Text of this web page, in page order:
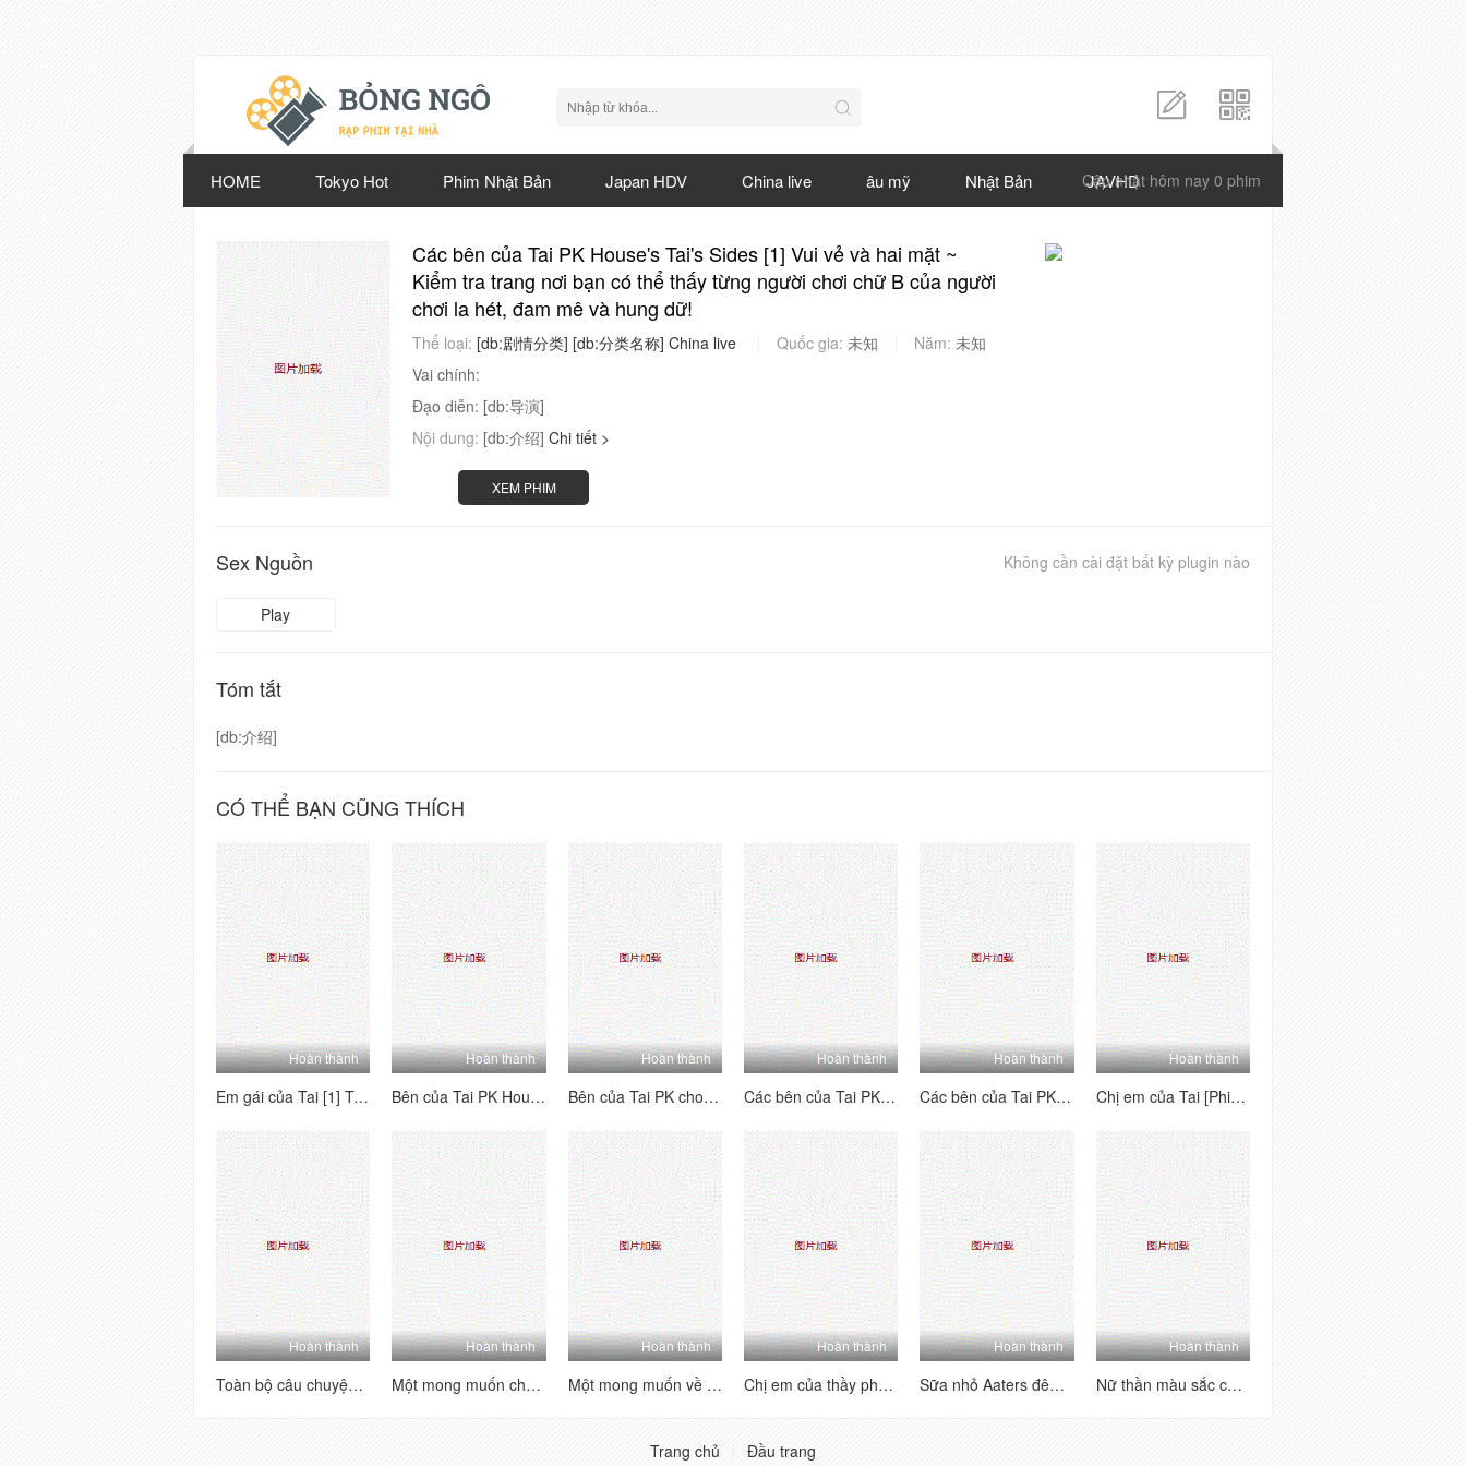
Cập nhật hôm nay 0 phim
HOME Tokyo Hot Phim Nhật Bản Japan HDV China live âu mỹ Nhật Bản JAVHD
Các bên của Tai PK House's Tai's Sides [1] Vui vẻ và hai mặt ~
Kiểm tra trang nơi bạn có thể thấy từng người chơi chữ B của người
chơi la hét, đam mê và hung dữ!
Thể loại: [db:剧情分类] [db:分类名称] China live Quốc gia: 未知 Năm: 未知
Vai chính:
Đạo diễn: [db:导演]
Nội dung: [db:介绍] Chi tiết >
XEM PHIM
Không cần cài đặt bất kỳ plugin nào
Sex Nguồn
Play
Tóm tắt
[db:介绍]
CÓ THỂ BẠN CŨNG THÍCH
Hoàn thành
Em gái của Tai [1] Tôi nghĩ về người mẫu này - Tôi mong chờ nó, đó là một món đồ hoàn hảo, quan hệ tình dục qua đường hậu môn, đánh hơi và phát ra các từ!
Hoàn thành
Bên của Tai PK House's Tai's Sides [4] Vui vẻ và hai mặt ~ Kiểm tra trang nơi bạn có thể thấy mỗi người chơi B của người chơi b ~ Lolita hét lên, đam mê và hung dữ!
Hoàn thành
Bên của Tai PK cho các bên của Tai [3] hai bên - hãy xem trang với hướng dẫn của mỗi cô gái - Lolita hét lên, đam mê và hung dữ!
Hoàn thành
Các bên của Tai PK House's Tai's Sides [2] Vui vẻ và hai mặt ~ Kiểm tra trang web để xem mỗi người chơi B-Showers của B-Players ~ Lolita hét lên, đam mê và hung dữ!
Hoàn thành
Các bên của Tai PK House's Tai's Sides [1] Vui vẻ và hai mặt ~ Kiểm tra trang nơi bạn có thể thấy từng người chơi chữ B của người chơi la hét, đam mê và hung dữ!
Hoàn thành
Chị em của Tai [Phiên bản quyến rũ nhảy khỏa thân] Một tình yêu dâm dục siêu nhiều người, một cái nhìn siêu đa dạng với mức độ khó khăn cao
Hoàn thành
Toàn bộ câu chuyện về sự hồi hộp hài hước của một người bạn 3p [1] ấm lòng, thở dài, đĩ và đĩ
Hoàn thành
Một mong muốn cho mong muốn [Phần 2] phụ nữ trưởng thành không phải là một con người nói chung, và rất tinh tế và thực hiện các kỹ thuật tình dục.
Hoàn thành
Một mong muốn về tình dục [Phần 1] Phụ nữ trưởng thành không phải là một con người nói chung, và cực kỳ lành nghề trong việc thực hiện kỹ thuật tình dục
Hoàn thành
Chị em của thầy phù thủy thể hiện sự say mê của họ, họ thu hút rất nhiều tiếng cười, và tất cả những cơn đau nhói phát nổ, và giọng nói dâm dục luôn không ngừng
Hoàn thành
Sữa nhỏ Aaters đêm Lulu Crown Phần phúc lợi (4)
Hoàn thành
Nữ thần màu sắc của ngành một màu trắng Puman xuất hiện mới nhất Wechat Welfare 11 bộ sưu tập (7)
Trang chủ Đầu trang